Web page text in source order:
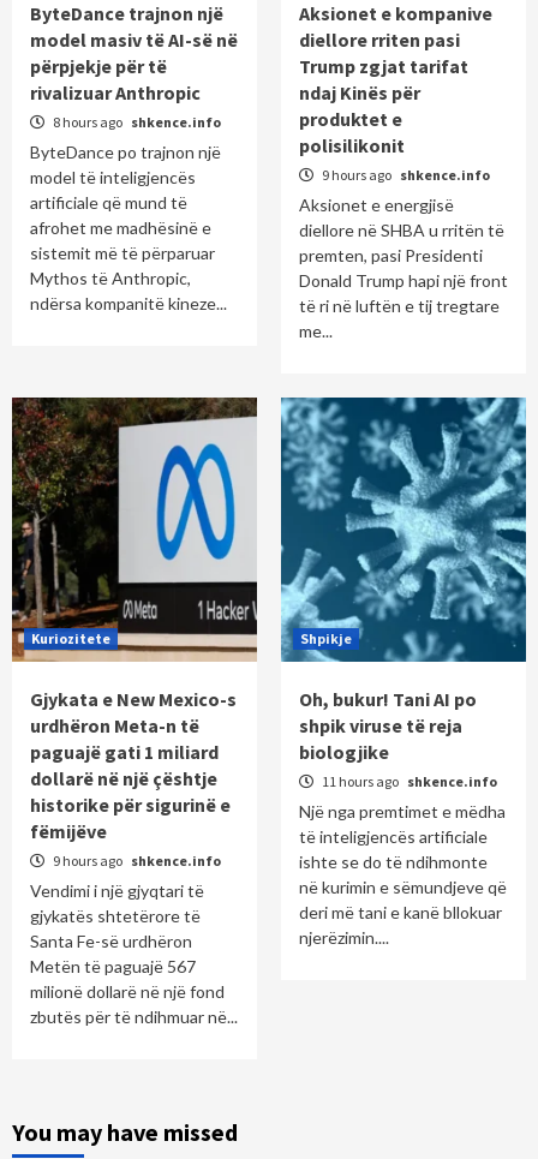
ByteDance trajnon një
model masiv të AI-së në
përpjekje për të
rivalizuar Anthropic
8 hours ago shkence.info
ByteDance po trajnon një
model të inteligjencës
artificiale që mund të
afrohet me madhësinë e
sistemit më të përparuar
Mythos të Anthropic,
ndërsa kompanitë kineze...
Aksionet e kompanive
diellore rriten pasi
Trump zgjat tarifat
ndaj Kinës për
produktet e
polisilikonit
9 hours ago shkence.info
Aksionet e energjisë
diellore në SHBA u rritën të
premten, pasi Presidenti
Donald Trump hapi një front
të ri në luftën e tij tregtare
me...
Kuriozitete
Gjykata e New Mexico-s
urdhëron Meta-n të
paguajë gati 1 miliard
dollarë në një çështje
historike për sigurinë e
fëmijëve
9 hours ago shkence.info
Vendimi i një gjyqtari të
gjykatës shtetërore të
Santa Fe-së urdhëron
Metën të paguajë 567
milionë dollarë në një fond
zbutës për të ndihmuar në...
Shpikje
Oh, bukur! Tani AI po
shpik viruse të reja
biologjike
11 hours ago shkence.info
Një nga premtimet e mëdha
të inteligjencës artificiale
ishte se do të ndihmonte
në kurimin e sëmundjeve që
deri më tani e kanë bllokuar
njerëzimin....
You may have missed